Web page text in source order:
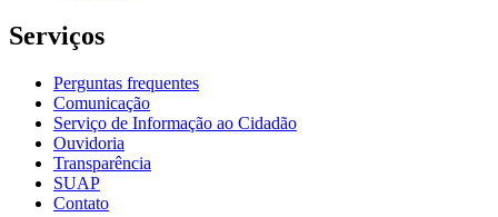
Serviços
Perguntas frequentes
Comunicação
Serviço de Informação ao Cidadão
Ouvidoria
Transparência
SUAP
Contato